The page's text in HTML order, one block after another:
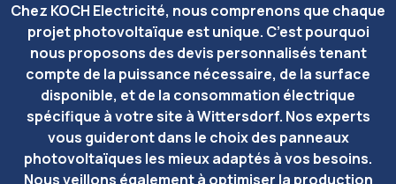
Chez KOCH Electricité, nous comprenons que chaque
projet photovoltaïque est unique. C’est pourquoi
nous proposons des devis personnalisés tenant
compte de la puissance nécessaire, de la surface
disponible, et de la consommation électrique
spécifique à votre site à Wittersdorf. Nos experts
vous guideront dans le choix des panneaux
photovoltaïques les mieux adaptés à vos besoins.
Nous veillons également à optimiser la production